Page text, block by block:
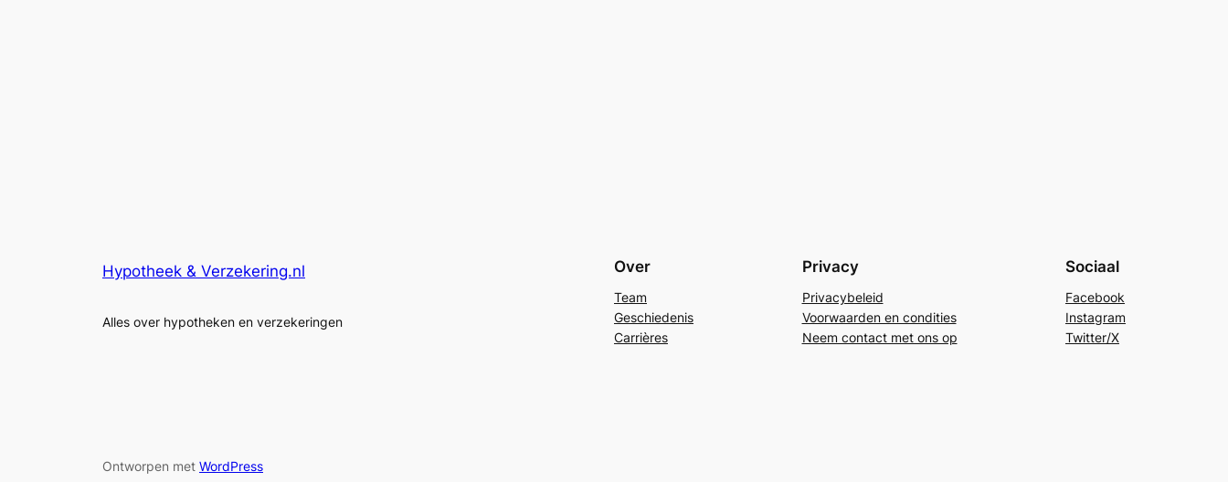
Hypotheek & Verzekering.nl
Alles over hypotheken en verzekeringen
Over
Team
Geschiedenis
Carrières
Privacy
Privacybeleid
Voorwaarden en condities
Neem contact met ons op
Sociaal
Facebook
Instagram
Twitter/X
Ontworpen met WordPress